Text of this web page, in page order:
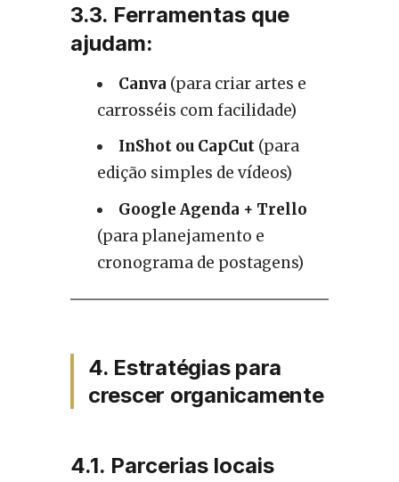
3.3. Ferramentas que
ajudam:
Canva (para criar artes e
carrosséis com facilidade)
InShot ou CapCut(para
edição simples de vídeos)
Google Agenda + Trello
(para planejamento e
cronograma de postagens)
4. Estratégias para
crescer organicamente
4.1. Parcerias locais